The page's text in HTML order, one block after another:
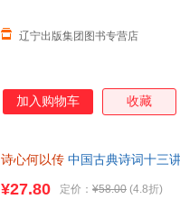
辽宁出版集团图书专营店
加入购物车 收藏
诗心何以传 中国古典诗词十三
¥27.80 定价： ¥58.00 (4.8折)